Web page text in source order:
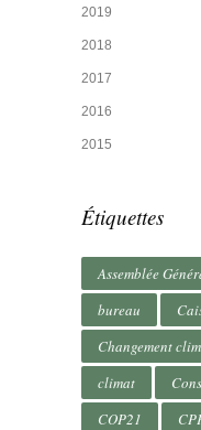
2019
2018
2017
2016
2015
Étiquettes
Assemblée
bureau
Changement
climat
COP21